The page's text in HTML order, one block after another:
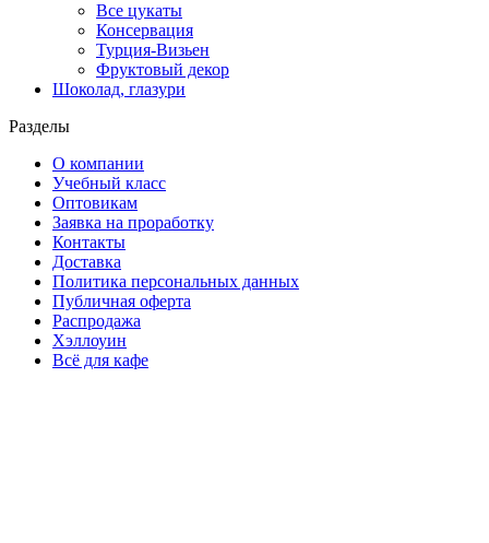
Все цукаты
Консервация
Турция-Визьен
Фруктовый декор
Шоколад, глазури
Разделы
О компании
Учебный класс
Оптовикам
Заявка на проработку
Контакты
Доставка
Политика персональных данных
Публичная оферта
Распродажа
Хэллоуин
Всё для кафе